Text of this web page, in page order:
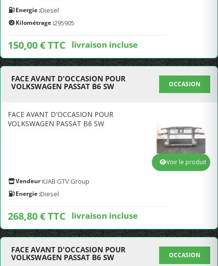
Energie :Diesel
Kilométrage :295905
150,00 € TTC livraison incluse
FACE AVANT D'OCCASION POUR
VOLKSWAGEN PASSAT B6 SW
OCCASION
FACE AVANT D'OCCASION POUR
VOLKSWAGEN PASSAT B6 SW
Vendeur :UAB GTV Group
Energie :Diesel
268,80 € TTC livraison incluse
Voir le produit
FACE AVANT D'OCCASION POUR
VOLKSWAGEN PASSAT B6 SW
OCCASION